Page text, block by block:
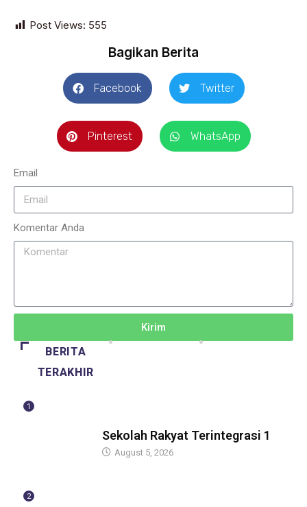
Post Views: 555
Bagikan Berita
Facebook Twitter
Pinterest WhatsApp
Email
Komentar Anda
Kirim
BERITA
TERAKHIR
1
Sekolah Rakyat Terintegrasi 1
August 5, 2026
2